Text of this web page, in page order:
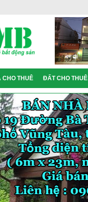
CHO THUÊ ĐẤT CHO THUÊ